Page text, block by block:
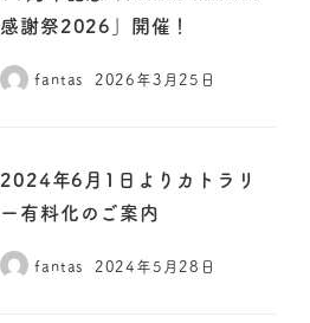
感謝祭2026」開催！
fantas 2026年3月25日
2024年6月1日よりカトラリ
ー有料化のご案内
fantas 2024年5月28日